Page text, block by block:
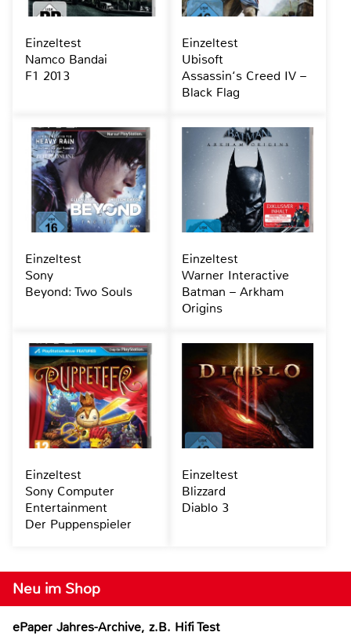
Neu im Shop
ePaper Jahres-Archive, z.B. Hifi Test
Einzeltest
Namco Bandai
F1 2013
Einzeltest
Ubisoft
Assassin‘s Creed IV –
Black Flag
Einzeltest
Sony
Beyond: Two Souls
Einzeltest
Warner Interactive
Batman – Arkham
Origins
Einzeltest
Sony Computer
Entertainment
Der Puppenspieler
Einzeltest
Blizzard
Diablo 3